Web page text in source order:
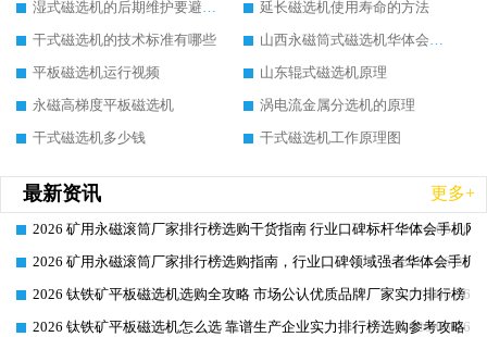
湿式磁选机的后期维护要避开哪些坑
延长磁选机使用寿命的方法
干式磁选机的技术标准有哪些
山西永磁筒式磁选机华体会手机网页版-华体会(中国)
平板磁选机运行视频
山东辊式磁选机原理
永磁高梯度平板磁选机
涡电流金属分选机的原理
干式磁选机多少钱
干式磁选机工作原理图
最新资讯 更多+
2026-06-26
2026 矿用永磁滚筒厂家排行榜选购干货指南 行业口碑标杆华体会手机网
2026-06-26
2026 矿用永磁滚筒厂家排行榜选购指南，行业口碑领域强者华体会手机
2026-06-26
2026 钛铁矿平板磁选机选购全攻略 市场公认优质品牌厂家实力排行榜
2026-06-26
2026 钛铁矿平板磁选机怎么选 靠谱生产企业实力排行榜选购参考攻略